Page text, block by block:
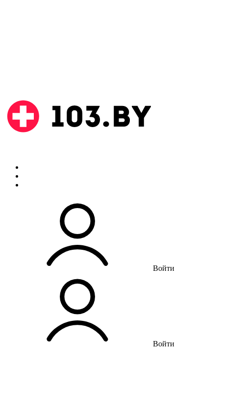
Войти
Войти